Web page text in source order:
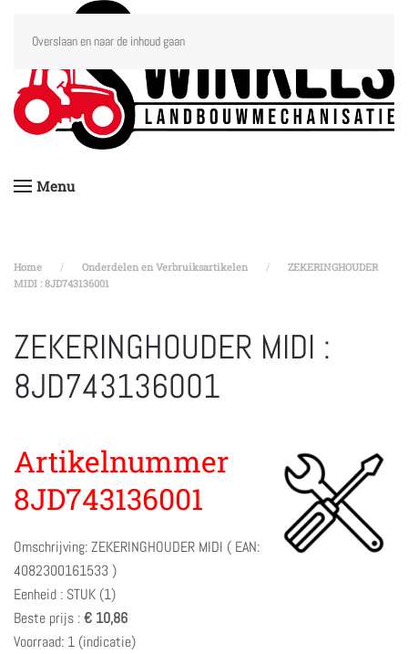
Overslaan en naar de inhoud gaan
Menu
Home Onderdelen en Verbruiksartikelen
ZEKERINGHOUDER
MIDI : 8JD743136001
ZEKERINGHOUDER MIDI :
8JD743136001
Artikelnummer
8JD743136001
Omschrijving: ZEKERINGHOUDER MIDI ( EAN:
4082300161533 )
Eenheid : STUK (1)
Beste prijs :€ 10,86
Voorraad: 1 (indicatie)